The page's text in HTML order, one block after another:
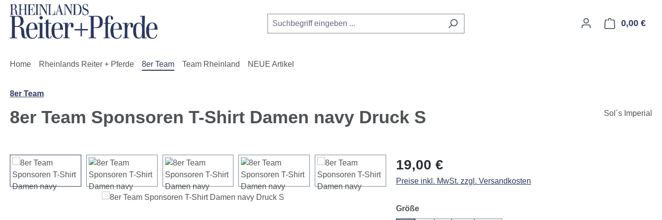
Hauptinhalt springen
Zur Suche springen
Zur Hauptnavigation springen
0,00 €
Home Rheinlands Reiter + Pferde 8er Team Team Rheinland NEUE Artikel
8er Team
8er Team Sponsoren T-Shirt Damen navy Druck S Sol´s Imperial
Bildergalerie überspringen Regulärer Preis:
19,00 €
Preise inkl. MwSt. zzgl. Versandkosten
Größeauswählen